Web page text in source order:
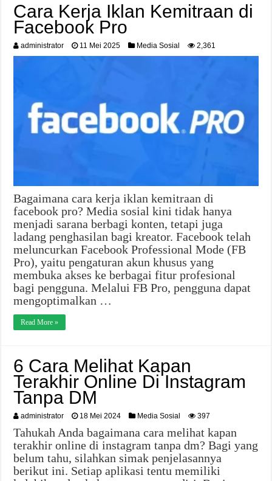
Cara Kerja Iklan Kemitraan di
Facebook Pro
administrator 11 Mei 2025 Media Sosial 2,361
Bagaimana cara kerja iklan kemitraan di
facebook pro? Media sosial kini tidak hanya
menjadi sarana berbagi konten, tetapi juga
ladang penghasilan bagi kreator. Facebook telah
meluncurkan Facebook Professional Mode (FB
Pro), yaitu pengaturan akun khusus yang
membuka akses ke berbagai fitur profesional
bagi pengguna. Melalui FB Pro, pengguna dapat
mengoptimalkan …
Read More »
6 Cara Melihat Kapan
Terakhir Online Di Instagram
Tanpa DM
administrator 18 Mei 2024 Media Sosial 397
Tahukah Anda bagaimana cara melihat kapan
terakhir online di instagram tanpa dm? Bagi yang
belum tahu, silahkan simak penjelasannya
berikut ini. Setiap aplikasi tentu memiliki